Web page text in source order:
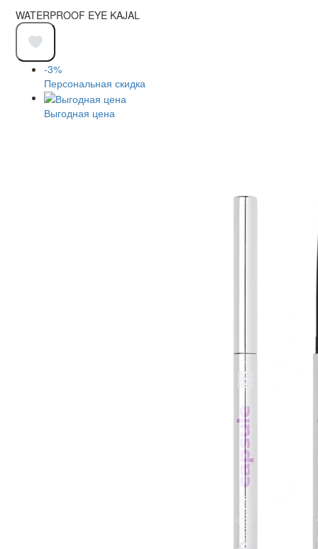
WATERPROOF EYE KAJAL
-3%
Персональная скидка
Выгодная цена